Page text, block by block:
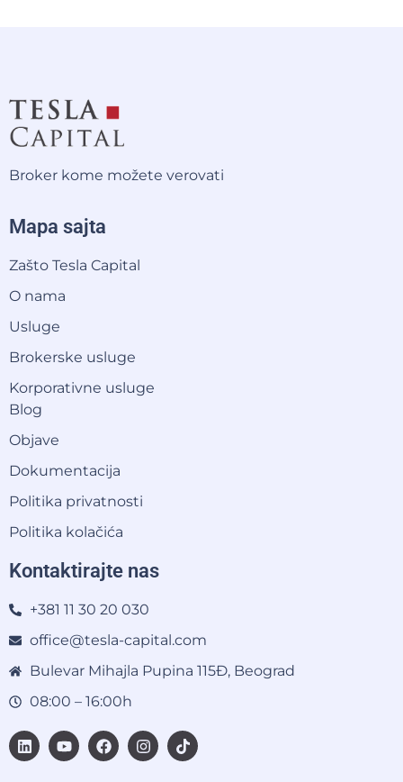
Broker kome možete verovati
Mapa sajta
Zašto Tesla Capital
O nama
Usluge
Brokerske usluge
Korporativne usluge
Blog
Objave
Dokumentacija
Politika privatnosti
Politika kolačića
Kontaktirajte nas
+381 11 30 20 030
office@tesla-capital.com
Bulevar Mihajla Pupina 115Đ, Beograd
08:00 – 16:00h